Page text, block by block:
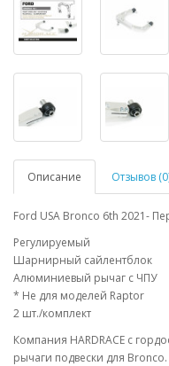
Описание Отзывов
Ford USA Bronco 6th 2021-
Регулируемый
Шарнирный сайлентблок
Алюминиевый рычаг с ЧПУ
* Не для моделей Raptor
2 шт./комплект
Компания HARDRACE с
рычаги подвески для